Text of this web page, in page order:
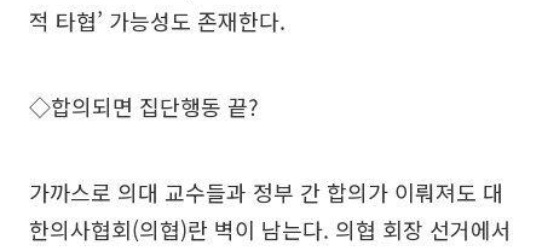
적 타협’ 가능성도 존재한다.
◇합의되면 집단행동 끝?
가까스로 의대 교수들과 정부 간 합의가 이뤄져도 대
한의사협회(의협)란 벽이 남는다. 의협 회장 선거에서